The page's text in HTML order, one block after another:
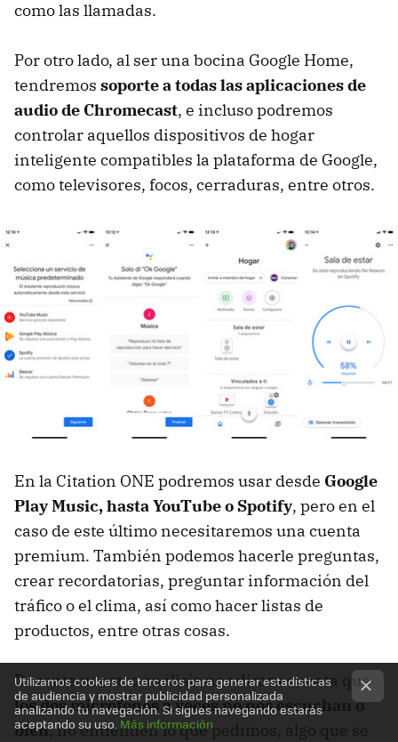
como las llamadas.
Por otro lado, al ser una bocina Google Home,
tendremos soporte a todas las aplicaciones de
audio de Chromecast, e incluso podremos
controlar aquellos dispositivos de hogar
inteligente compatibles la plataforma de Google,
como televisores, focos, cerraduras, entre otros.
En la Citation ONE podremos usar desde Google
Play Music, hasta YouTube o Spotify, pero en el
caso de este último necesitaremos una cuenta
premium. También podemos hacerle preguntas,
crear recordatorias, preguntar información del
tráfico o el clima, así como hacer listas de
productos, entre otras cosas.
Durante nuestro análisis nos dimos cuenta que
los dos micrófonos a veces no nos escuchan o
bien, no entienden lo que pedimos, algo que se
Utilizamos cookies de terceros para generar estadísticas
de audiencia y mostrar publicidad personalizada
analizando tu navegación. Si sigues navegando estarás
aceptando su uso. Más información